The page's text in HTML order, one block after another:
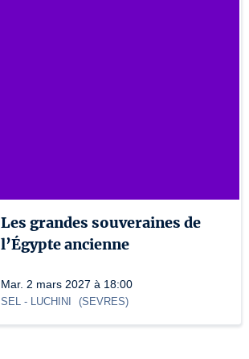
Les grandes souveraines de
l’Égypte ancienne
Mar. 2 mars 2027 à 18:00
SEL - LUCHINI (SEVRES)